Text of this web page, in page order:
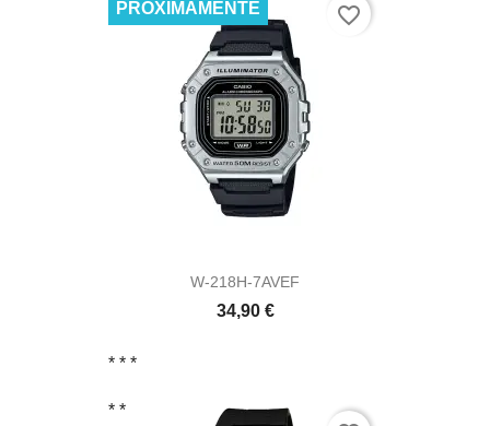
W-218H-7AVEF
34,90 €
* * *
PRÓXIMAMENTE favorite_border
* *